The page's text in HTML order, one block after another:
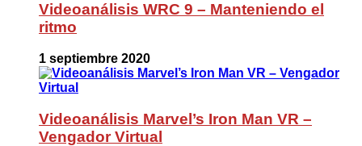
Videoanálisis WRC 9 – Manteniendo el
ritmo
1 septiembre 2020
Videoanálisis Marvel’s Iron Man VR –
Vengador Virtual